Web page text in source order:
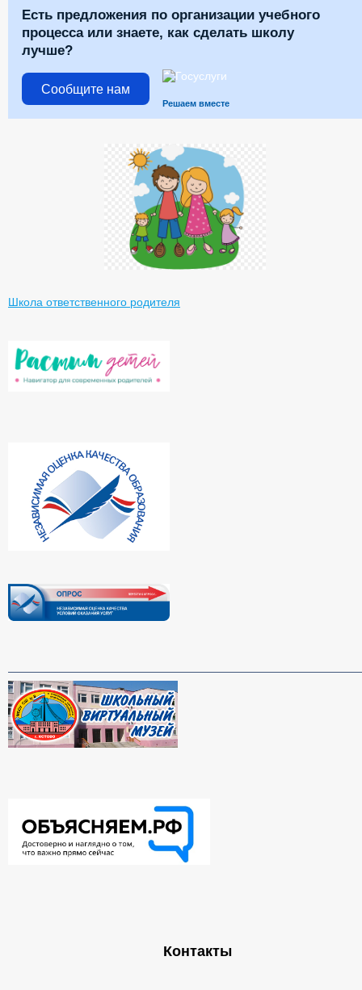
Есть предложения по организации учебного
процесса или знаете, как сделать школу
лучше?
Сообщите нам
Решаем вместе
Школа ответственного родителя
Контакты